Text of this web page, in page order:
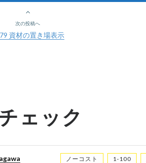
次の投稿へ
資材の置き場表示
ェック
1-100
ノーコスト